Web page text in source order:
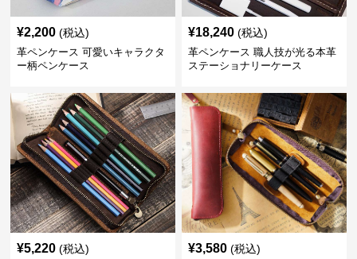
¥2,200 (税込)
革ペンケース 可愛いキャラクタ
ー柄ペンケース
¥18,240 (税込)
革ペンケース 職人技が光る本革
ステーショナリーケース
¥5,220 (税込) ¥3,580 (税込)